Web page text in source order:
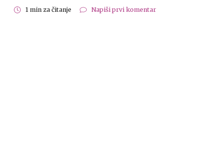
1 min za čitanje Napiši prvi komentar